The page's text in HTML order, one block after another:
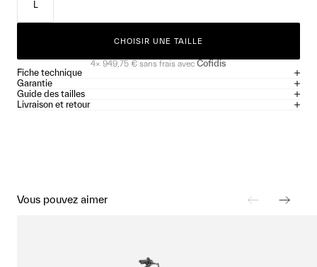
CHOISIR UNE TAILLE
4× 949,75 € sans frais avec Cofidis
Fiche technique
Garantie
Guide des tailles
Livraison et retour
Vous pouvez aimer